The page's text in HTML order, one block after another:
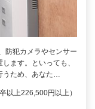
防犯カメラやセンサー
ます。といっても、
うため、あなた…
以上226,500円以上）